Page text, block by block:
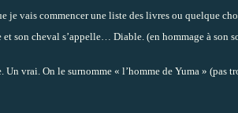
je vais commencer une liste des livres ou quelque
et son cheval s’appelle… Diable. (en hommage à son
Un vrai. On le surnomme « l’homme de Yuma »